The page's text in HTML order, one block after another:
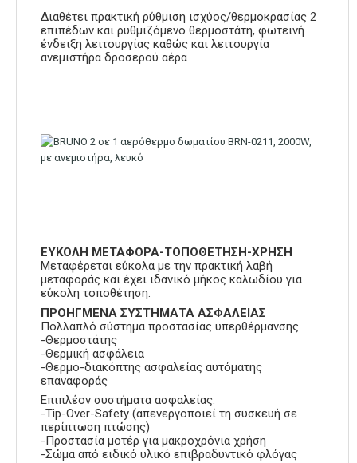
Διαθέτει πρακτική ρύθμιση ισχύος/θερμοκρασίας 2
επιπέδων και ρυθμιζόμενο θερμοστάτη, φωτεινή
ένδειξη λειτουργίας καθώς και λειτουργία
ανεμιστήρα δροσερού αέρα
ΕΥΚΟΛΗ ΜΕΤΑΦΟΡΑ-ΤΟΠΟΘΕΤΗΣΗ-ΧΡΗΣΗ
Μεταφέρεται εύκολα με την πρακτική λαβή
μεταφοράς και έχει ιδανικό μήκος καλωδίου για
εύκολη τοποθέτηση.
ΠΡΟΗΓΜΕΝΑ ΣΥΣΤΗΜΑΤΑ ΑΣΦΑΛΕΙΑΣ
Πολλαπλό σύστημα προστασίας υπερθέρμανσης
-Θερμοστάτης
-Θερμική ασφάλεια
-Θερμο-διακόπτης ασφαλείας αυτόματης
επαναφοράς
Επιπλέον συστήματα ασφαλείας:
-Tip-Over-Safety (απενεργοποιεί τη συσκευή σε
περίπτωση πτώσης)
-Προστασία μοτέρ για μακροχρόνια χρήση
-Σώμα από ειδικό υλικό επιβραδυντικό φλόγας